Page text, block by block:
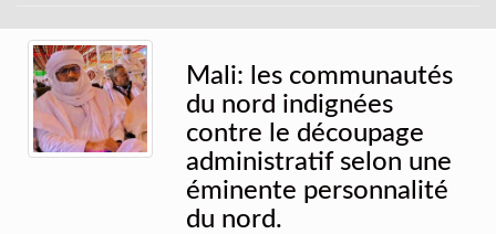
Mali: les communautés
du nord indignées
contre le découpage
administratif selon une
éminente personnalité
du nord.